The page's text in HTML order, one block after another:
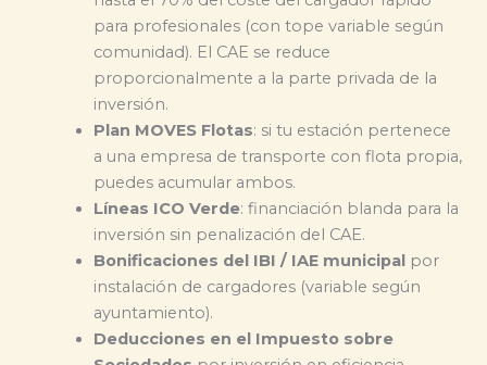
para profesionales (con tope variable según
comunidad). El CAE se reduce
proporcionalmente a la parte privada de la
inversión.
Plan MOVES Flotas: si tu estación pertenece
a una empresa de transporte con flota propia,
puedes acumular ambos.
Líneas ICO Verde: financiación blanda para la
inversión sin penalización del CAE.
Bonificaciones del IBI / IAE municipal por
instalación de cargadores (variable según
ayuntamiento).
Deducciones en el Impuesto sobre